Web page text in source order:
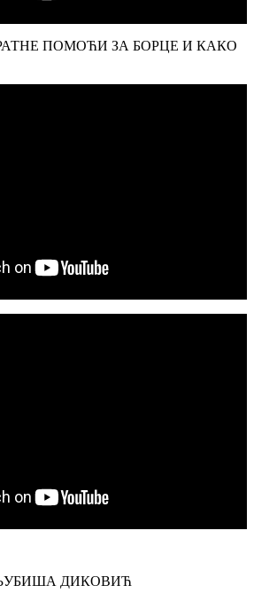
ПОМОЋИ ЗА БОРЦЕ И КАКО
ЉУБИША ДИКОВИЋ